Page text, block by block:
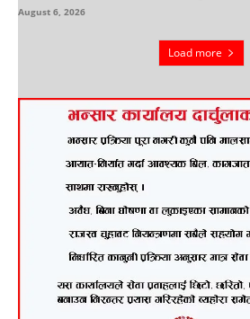
August 6, 2026
Load more